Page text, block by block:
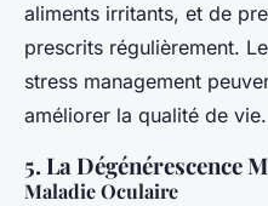
aliments irritants, et de
prescrits régulièrement.
stress management
améliorer la qualité de vie.
5. La Dégénérescence
Maladie Oculaire